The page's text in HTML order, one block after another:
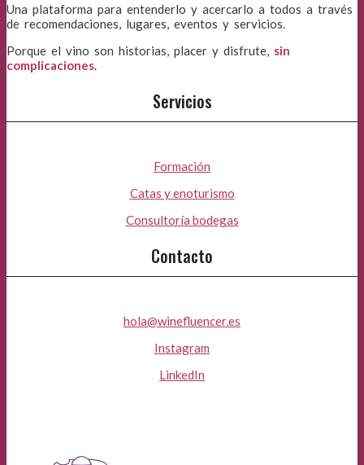
Una plataforma para entenderlo y acercarlo a todos a través
de recomendaciones, lugares, eventos y servicios.
Porque el vino son historias, placer y disfrute, sin
complicaciones.
Servicios
Formación
Catas y enoturismo
Consultoría bodegas
Contacto
hola@winefluencer.es
Instagram
LinkedIn